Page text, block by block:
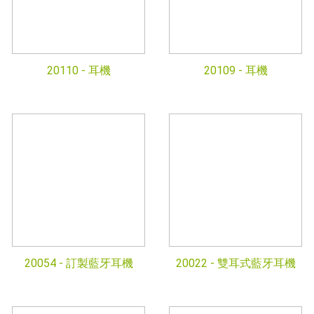
20110 - 耳機 20109 - 耳機
20054 - 訂製藍牙耳機 20022 - 雙耳式藍牙耳機